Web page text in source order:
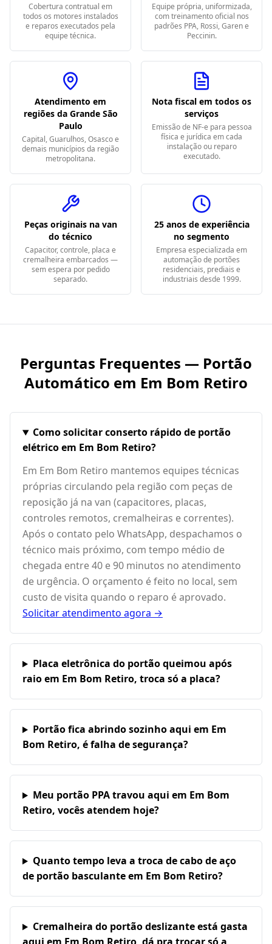
Cobertura contratual em
todos os motores instalados
e reparos executados pela
equipe técnica.
Equipe própria, uniformizada,
com treinamento oficial nos
padrões PPA, Rossi, Garen e
Peccinin.
Atendimento em
regiões da Grande São
Paulo
Capital, Guarulhos, Osasco e
demais municípios da região
metropolitana.
Nota fiscal em todos os
serviços
Emissão de NF-e para pessoa
física e jurídica em cada
instalação ou reparo
executado.
Peças originais na van
do técnico
Capacitor, controle, placa e
cremalheira embarcados —
sem espera por pedido
separado.
25 anos de experiência
no segmento
Empresa especializada em
automação de portões
residenciais, prediais e
industriais desde 1999.
Perguntas Frequentes — Portão
Automático em Em Bom Retiro
Como solicitar conserto rápido de portão
elétrico em Em Bom Retiro?
Em Em Bom Retiro mantemos equipes técnicas
próprias circulando pela região com peças de
reposição já na van (capacitores, placas,
controles remotos, cremalheiras e correntes).
Após o contato pelo WhatsApp, despachamos o
técnico mais próximo, com tempo médio de
chegada entre 40 e 90 minutos no atendimento
de urgência. O orçamento é feito no local, sem
custo de visita quando o reparo é aprovado.
Solicitar atendimento agora →
Placa eletrônica do portão queimou após
raio em Em Bom Retiro, troca só a placa?
Portão fica abrindo sozinho aqui em Em
Bom Retiro, é falha de segurança?
Meu portão PPA travou aqui em Em Bom
Retiro, vocês atendem hoje?
Quanto tempo leva a troca de cabo de aço
de portão basculante em Em Bom Retiro?
Cremalheira do portão deslizante está gasta